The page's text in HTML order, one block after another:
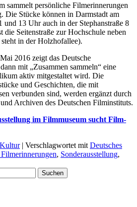
sammelt persönliche Filmerinnerungen
Die Stücke können in Darmstadt am
und 13 Uhr auch in der Stephanstraße 8
die Seitenstraße zur Hochschule neben
in der Holzhofallee).
2016 zeigt das Deutsche
mit „Zusammen sammeln“ eine
aktiv mitgestaltet wird. Die
und Geschichten, die mit
verbunden sind, werden ergänzt durch
Archiven des Deutschen Filminstituts.
im Filmmuseum sucht Film-
Kultur | Verschlagwortet mit Deutsches
, Sonderausstellung,